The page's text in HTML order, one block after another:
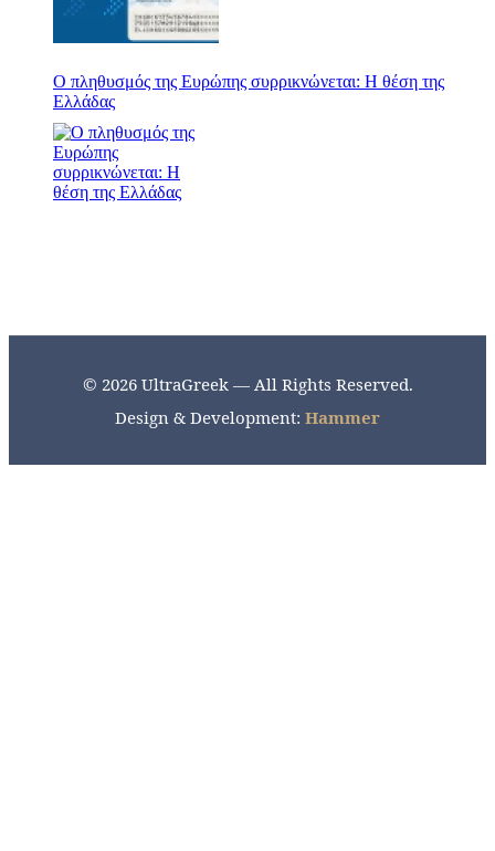
Ο πληθυσμός της Ευρώπης συρρικνώνεται: Η θέση της
Ελλάδας
© 2026 UltraGreek — All Rights Reserved.
Design & Development: Hammer